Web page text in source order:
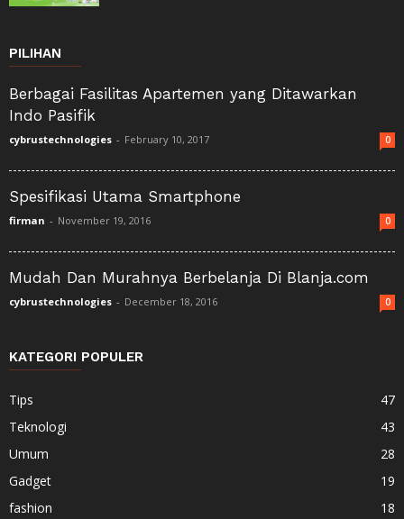
PILIHAN
Berbagai Fasilitas Apartemen yang Ditawarkan
Indo Pasifik
cybrustechnologies - February 10, 2017 0
Spesifikasi Utama Smartphone
firman - November 19, 2016 0
Mudah Dan Murahnya Berbelanja Di Blanja.com
cybrustechnologies - December 18, 2016 0
KATEGORI POPULER
Tips
47
Teknologi
43
Umum
28
Gadget
19
fashion
18